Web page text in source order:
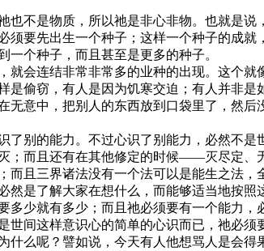
不是物质，所以祂是非心非物。也就是说
须要先出生一个种子；这样一个种子的成
一个种子，而且甚至是更多的种子。
会连结非常非常多的业种的出现。这个就
是偷窃，有人是因为饥寒交迫；有人并非
无意中，把别人的东西放到口袋里了，然
别的能力。不过心识了别能力，必然不是
；而且还有在其他修定的时候——灭尽定、
而且三界诸法没有一个法可以是能生之法，
是了解大家在想什么，而能够适当地按照
多少就有多少；而且祂必须要有一个能力
世间这样意识心的简单的心识而已，祂必须
么呢？譬如说，今天有人他想骂人是会得